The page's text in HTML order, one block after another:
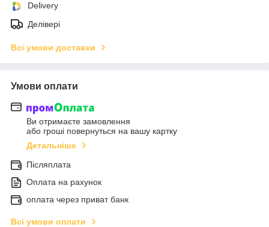
Delivery
Делівері
Всі умови доставки
Умови оплати
Ви отримаєте замовлення
або гроші повернуться на вашу картку
Детальніше
Післяплата
Оплата на рахунок
оплата через приват банк
Всі умови оплати